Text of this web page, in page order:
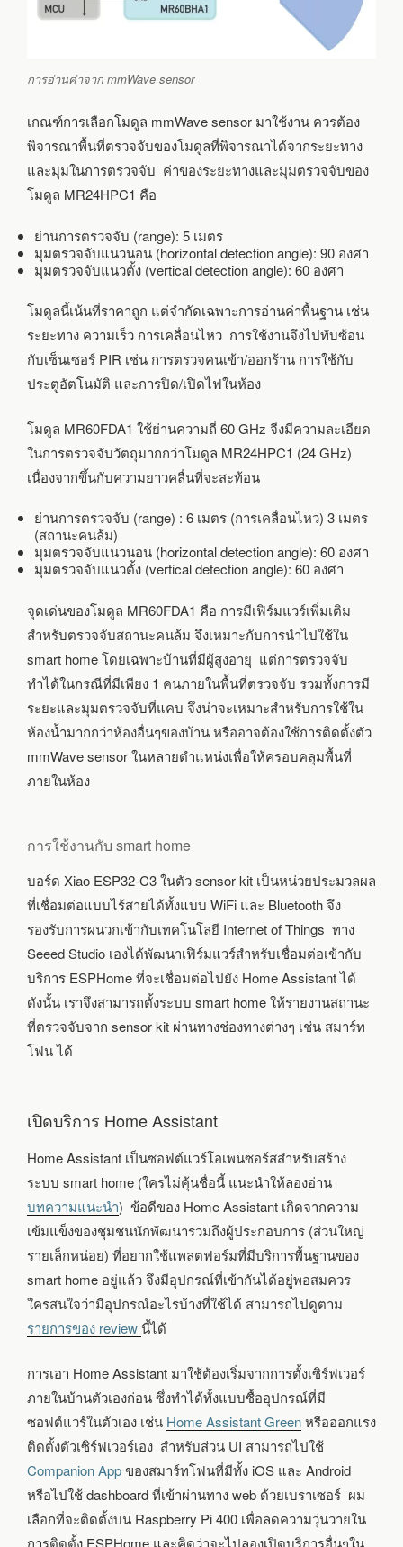
การอ่านค่าจาก mmWave sensor
เกณฑ์การเลือกโมดูล mmWave sensor มาใช้งาน ควรต้อง
พิจารณาพื้นที่ตรวจจับของโมดูลที่พิจารณาได้จากระยะทาง
และมุมในการตรวจจับ ค่าของระยะทางและมุมตรวจจับของ
โมดูล MR24HPC1 คือ
ย่านการตรวจจับ (range): 5 เมตร
มุมตรวจจับแนวนอน (horizontal detection angle): 90 องศา
มุมตรวจจับแนวตั้ง (vertical detection angle): 60 องศา
โมดูลนี้เน้นที่ราคาถูก แต่จำกัดเฉพาะการอ่านค่าพื้นฐาน เช่น
ระยะทาง ความเร็ว การเคลื่อนไหว การใช้งานจึงไปทับซ้อน
กับเซ็นเซอร์ PIR เช่น การตรวจคนเข้า/ออกร้าน การใช้กับ
ประตูอัตโนมัติ และการปิด/เปิดไฟในห้อง
โมดูล MR60FDA1 ใช้ย่านความถี่ 60 GHz จีงมีความละเอียด
ในการตรวจจับวัตถุมากกว่าโมดูล MR24HPC1 (24 GHz)
เนื่องจากขึ้นกับความยาวคลื่นที่จะสะท้อน
ย่านการตรวจจับ (range) : 6 เมตร (การเคลื่อนไหว) 3 เมตร
(สถานะคนล้ม)
มุมตรวจจับแนวนอน (horizontal detection angle): 60 องศา
มุมตรวจจับแนวตั้ง (vertical detection angle): 60 องศา
จุดเด่นของโมดูล MR60FDA1 คือ การมีเฟิร์มแวร์เพิ่มเติม
สำหรับตรวจจับสถานะคนล้ม จึงเหมาะกับการนำไปใช้ใน
smart home โดยเฉพาะบ้านที่มีผู้สูงอายุ แต่การตรวจจับ
ทำได้ในกรณีที่มีเพียง 1 คนภายในพื้นที่ตรวจจับ รวมทั้งการมี
ระยะและมุมตรวจจับที่แคบ จึงน่าจะเหมาะสำหรับการใช้ใน
ห้องน้ำมากกว่าห้องอื่นๆของบ้าน หรืออาจต้องใช้การติดตั้งตัว
mmWave sensor ในหลายตำแหน่งเพื่อให้ครอบคลุมพื้นที่
ภายในห้อง
การใช้งานกับ smart home
บอร์ด Xiao ESP32-C3 ในตัว sensor kit เป็นหน่วยประมวลผล
ที่เชื่อมต่อแบบไร้สายได้ทั้งแบบ WiFi และ Bluetooth จึง
รองรับการผนวกเข้ากับเทคโนโลยี Internet of Things ทาง
Seeed Studio เองได้พัฒนาเฟิร์มแวร์สำหรับเชื่อมต่อเข้ากับ
บริการ ESPHome ที่จะเชื่อมต่อไปยัง Home Assistant ได้
ดังนั้น เราจึงสามารถตั้งระบบ smart home ให้รายงานสถานะ
ที่ตรวจจับจาก sensor kit ผ่านทางช่องทางต่างๆ เช่น สมาร์ท
โฟน ได้
เปิดบริการ Home Assistant
Home Assistant เป็นซอฟต์แวร์โอเพนซอร์สสำหรับสร้าง
ระบบ smart home (ใครไม่คุ้นชื่อนี้ แนะนำให้ลองอ่าน
บทความแนะนำ) ข้อดีของ Home Assistant เกิดจากความ
เข้มแข็งของชุมชนนักพัฒนารวมถึงผู้ประกอบการ (ส่วนใหญ่
รายเล็กหน่อย) ที่อยากใช้แพลตฟอร์มที่มีบริการพื้นฐานของ
smart home อยู่แล้ว จึงมีอุปกรณ์ที่เข้ากันได้อยู่พอสมควร
ใครสนใจว่ามีอุปกรณ์อะไรบ้างที่ใช้ได้ สามารถไปดูตาม
รายการของ reviewนี้ได้
การเอา Home Assistant มาใช้ต้องเริ่มจากการตั้งเซิร์ฟเวอร์
ภายในบ้านตัวเองก่อน ซึ่งทำได้ทั้งแบบซื้ออุปกรณ์ที่มี
ซอฟต์แวร์ในตัวเอง เช่น Home Assistant Greenหรือออกแรง
ติดตั้งตัวเซิร์ฟเวอร์เอง สำหรับส่วน UI สามารถไปใช้
Companion Appของสมาร์ทโฟนที่มีทั้ง iOS และ Android
หรือไปใช้ dashboard ที่เข้าผ่านทาง web ด้วยเบราเซอร์ ผม
เลือกที่จะติดตั้งบน Raspberry Pi 400 เพื่อลดความวุ่นวายใน
การติดตั้ง ESPHome และคิดว่าจะไปลองเปิดบริการอื่นๆใน